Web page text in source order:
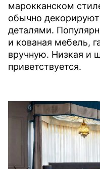
марокканском
обычно
деталями.
и кованая мебель,
вручную. Низкая и
приветствуется.